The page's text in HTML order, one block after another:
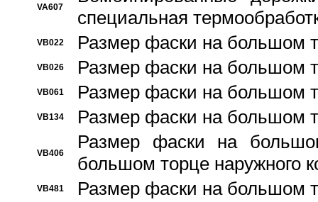
VA607
специальная
VB022 Размер фаски на большом
VB026 Размер фаски на большом
VB061 Размер фаски на большом
VB134 Размер фаски на большом
VB406
Размер фаски на
большом торце наружного
VB481 Размер фаски на большом